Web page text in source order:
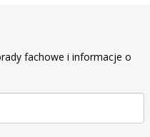
fachowe i informacje o